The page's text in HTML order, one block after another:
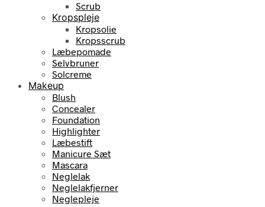
Scrub
Kropspleje
Kropsolie
Kropsscrub
Læbepomade
Selvbruner
Solcreme
Makeup
Blush
Concealer
Foundation
Highlighter
Læbestift
Manicure Sæt
Mascara
Neglelak
Neglelakfjerner
Neglepleje